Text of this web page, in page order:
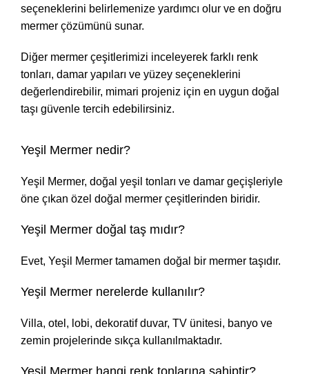
seçeneklerini belirlemenize yardımcı olur ve en doğru
mermer çözümünü sunar.
Diğer mermer çeşitlerimizi inceleyerek farklı renk
tonları, damar yapıları ve yüzey seçeneklerini
değerlendirebilir, mimari projeniz için en uygun doğal
taşı güvenle tercih edebilirsiniz.
Yeşil Mermer nedir?
Yeşil Mermer, doğal yeşil tonları ve damar geçişleriyle
öne çıkan özel doğal mermer çeşitlerinden biridir.
Yeşil Mermer doğal taş mıdır?
Evet, Yeşil Mermer tamamen doğal bir mermer taşıdır.
Yeşil Mermer nerelerde kullanılır?
Villa, otel, lobi, dekoratif duvar, TV ünitesi, banyo ve
zemin projelerinde sıkça kullanılmaktadır.